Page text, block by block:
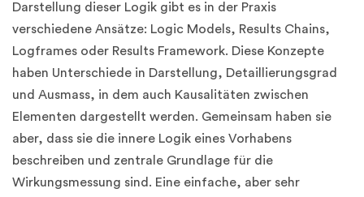
Darstellung dieser Logik gibt es in der Praxis
verschiedene Ansätze: Logic Models, Results Chains,
Logframes oder Results Framework. Diese Konzepte
haben Unterschiede in Darstellung, Detaillierungsgrad
und Ausmass, in dem auch Kausalitäten zwischen
Elementen dargestellt werden. Gemeinsam haben sie
aber, dass sie die innere Logik eines Vorhabens
beschreiben und zentrale Grundlage für die
Wirkungsmessung sind. Eine einfache, aber sehr